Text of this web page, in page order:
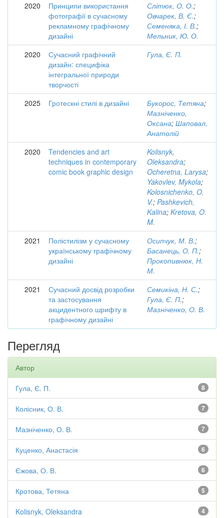
2020
Принципи використання
фотографії в сучасному
рекламному графічному
дизайні
Слітюк, О. О.;
Овчарек, В. Є.;
Семеняка, І. В.;
Мельник, Ю. О.
2020
Сучасний графічний
дизайн: специфіка
інтегральної природи
творчості
Гула, Є. П.
2025 Гротескні стилі в дизайні Букорос, Тетяна;
Мазніченко,
Оксана; Шаповал,
Анатолій
2020
Tendencies and art
techniques in contemporary
comic book graphic design
Kolisnyk,
Oleksandra;
Ocheretna, Larysa;
Yakovlev, Mykola;
Kolosnichenko, O.
V.; Pashkevich,
Kalina; Kretova, O.
M.
2021
Полістилізм у сучасному
українському графічному
дизайні
Осипчук, М. В.;
Басанець, О. П.;
Прокопивнюк, Н.
М.
2021
Сучасний досвід розробки
та застосування
акцидентного шрифту в
графічному дизайні
Семикіна, Н. С.;
Гула, Є. П.;
Мазніченко, О. В.
Перегляд
Автор
8
Гула, Є. П.
7
Колісник, О. В.
7
Мазніченко, О. В.
6
Куценко, Анастасія
6
Єжова, О. В.
5
Кротова, Тетяна
4
Kolisnyk, Oleksandra